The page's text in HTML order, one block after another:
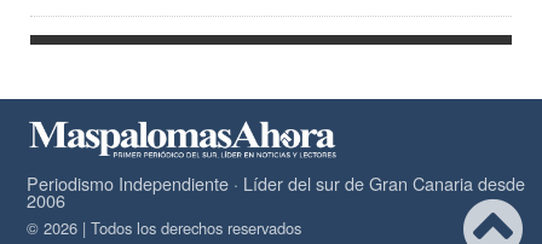
Periodismo Independiente · Líder del sur de Gran Canaria desde
2006
© 2026 | Todos los derechos reservados